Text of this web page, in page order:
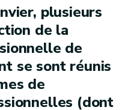
plusieurs
de la
de
se sont réunis
de
(dont